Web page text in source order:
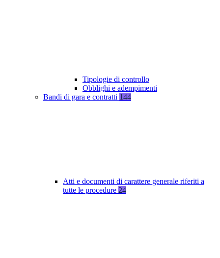
Tipologie di controllo
Obblighi e adempimenti
Bandi di gara e contratti 144
Atti e documenti di carattere generale riferiti a
tutte le procedure 24